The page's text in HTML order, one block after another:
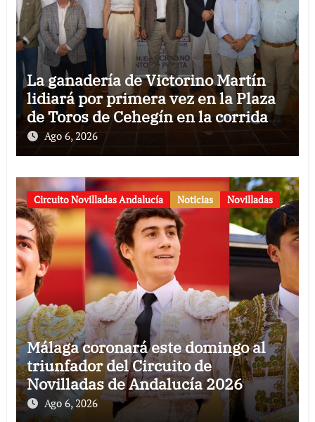
La ganadería de Victorino Martín
lidiará por primera vez en la Plaza
de Toros de Cehegín en la corrida
conmemorativa de su 125
aniversario
Ago 6, 2026
Circuito Novilladas Andalucía Noticias Novilladas
Málaga coronará este domingo al
triunfador del Circuito de
Novilladas de Andalucía 2026
Ago 6, 2026